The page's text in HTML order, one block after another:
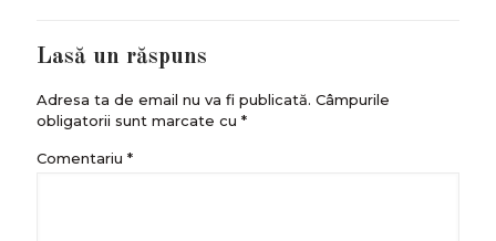
Lasă un răspuns
Adresa ta de email nu va fi publicată. Câmpurile
obligatorii sunt marcate cu *
Comentariu *